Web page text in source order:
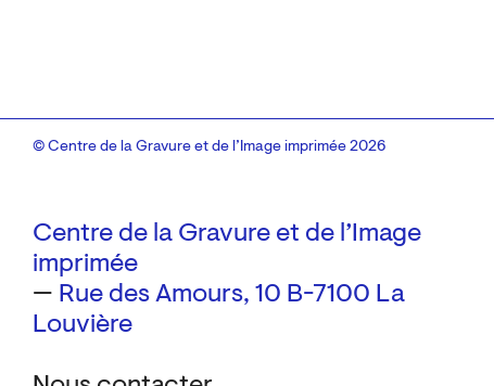
Centre de la Gravure et de l’Image
imprimée
— Rue des Amours, 10 B-7100 La
Louvière
© Centre de la Gravure et de l’Image imprimée 2026